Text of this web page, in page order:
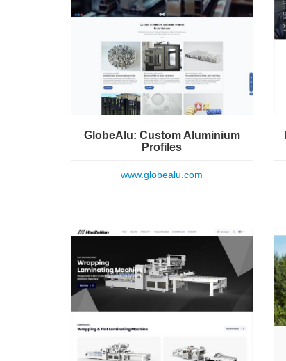
GlobeAlu: Custom Aluminium
Profiles
www.globealu.com